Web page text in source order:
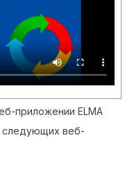
приложении ELMA
следующих веб-